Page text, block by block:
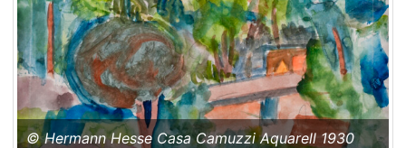
© Hermann Hesse Casa Camuzzi Aquarell 1930